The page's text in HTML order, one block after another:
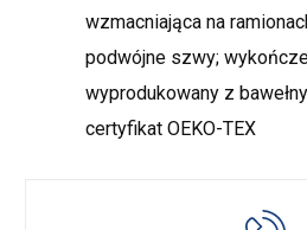
wzmacniająca na
podwójne szwy;
wyprodukowany z
certyfikat OEKO-TEX